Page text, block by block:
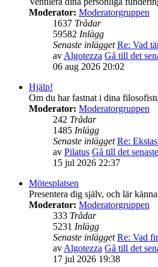
Moderator: Moderatorgruppen
1637 Trådar
59582 Inlägg
Senaste inlägget Re: Vad
avAlgotezza Gå till det
06 aug 2026 20:02
Hjälp!
Om du har fastnat i dina
Moderator: Moderatorgruppen
242 Trådar
1485 Inlägg
Senaste inlägget Re:
av Pilatus Gå till det
15 jul 2026 22:37
Mötesplatsen
Presentera dig själv, och lär
Moderator: Moderatorgruppen
333 Trådar
5231 Inlägg
Senaste inlägget Re: Vad
avAlgotezza Gå till det
17 jul 2026 19:38